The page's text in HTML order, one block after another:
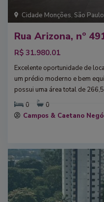
Cidade Monções, São Paulo
Rua Arizona, nº
R$ 31.980.01
Excelente oportunidade de
um prédio moderno e bem
possui uma área total de
0
0
Campos & Caetano